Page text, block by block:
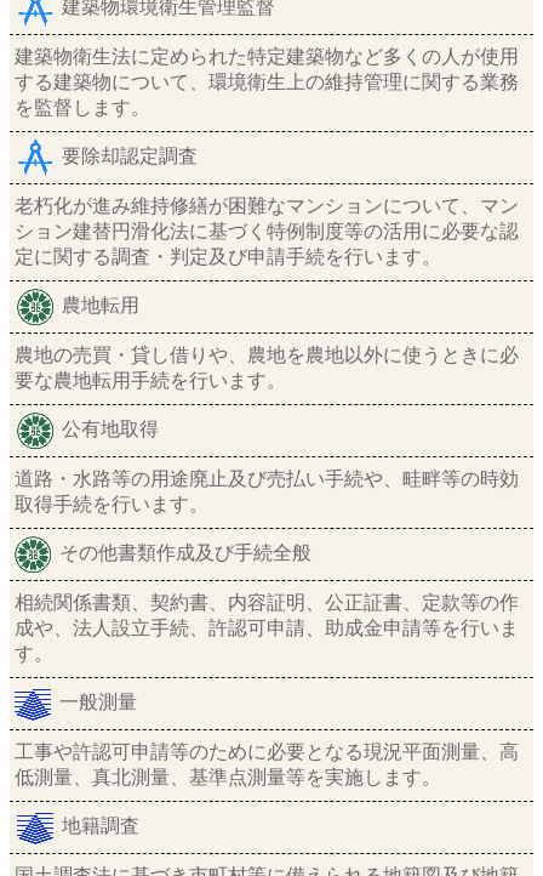
建築物環境衛生管理監督
建築物衛生法に定められた特定建築物など多くの人が使用
する建築物について、環境衛生上の維持管理に関する業務
を監督します。
要除却認定調査
老朽化が進み維持修繕が困難なマンションについて、マン
ション建替円滑化法に基づく特例制度等の活用に必要な認
定に関する調査・判定及び申請手続を行います。
農地転用
農地の売買・貸し借りや、農地を農地以外に使うときに必
要な農地転用手続を行います。
公有地取得
道路・水路等の用途廃止及び売払い手続や、畦畔等の時効
取得手続を行います。
その他書類作成及び手続全般
相続関係書類、契約書、内容証明、公正証書、定款等の作
成や、法人設立手続、許認可申請、助成金申請等を行いま
す。
一般測量
工事や許認可申請等のために必要となる現況平面測量、高
低測量、真北測量、基準点測量等を実施します。
地籍調査